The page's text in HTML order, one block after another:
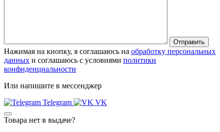
Нажимая на кнопку, я соглашаюсь на обработку персональных
данных и соглашаюсь с условиями политики
конфиденциальности
Или напишите в мессенджер
Telegram
VK
Товара нет в выдаче?